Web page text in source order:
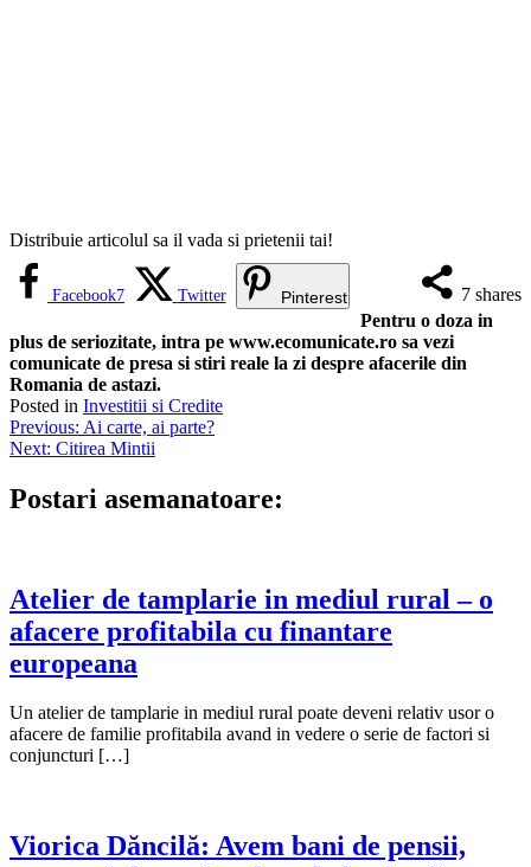
Distribuie articolul sa il vada si prietenii tai!
7 shares
Facebook7 Twitter Pinterest
Pentru o doza in
plus de seriozitate, intra pe www.ecomunicate.ro sa vezi
comunicate de presa si stiri reale la zi despre afacerile din
Romania de astazi.
Posted in Investitii si Credite
Navigare
în
articole
Previous: Ai carte, ai parte?
Next: Citirea Mintii
Postari asemanatoare:
Atelier de tamplarie in mediul rural – o
afacere profitabila cu finantare
europeana
Un atelier de tamplarie in mediul rural poate deveni relativ usor o
afacere de familie profitabila avand in vedere o serie de factori si
conjuncturi […]
Viorica Dăncilă: Avem bani de pensii,